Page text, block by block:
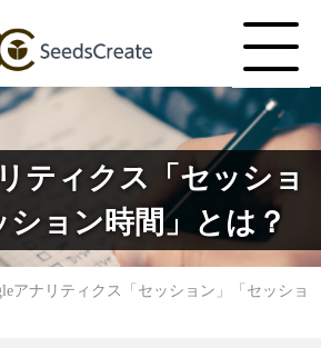
ティクス「セッショ
ション時間」とは？
アナリティクス「セッション」「セッショ